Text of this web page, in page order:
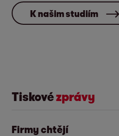
K našim studiím
Tiskovézprávy
Firmy chtějí